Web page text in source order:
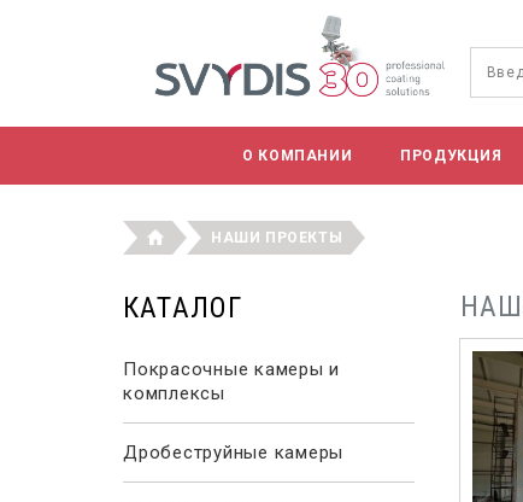
О КОМПАНИИ ПРОДУКЦИЯ
НАШИ ПРОЕКТЫ
КАТАЛОГ
Покрасочные камеры и
комплексы
Дробеструйные камеры